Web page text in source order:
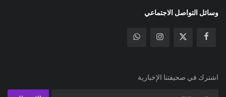
وسائل التواصل الاجتماعي
اشترك في صحيفتنا الإخبارية